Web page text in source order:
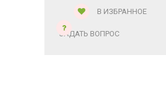
В ИЗБРАННОЕ
ЗАДАТЬ ВОПРОС